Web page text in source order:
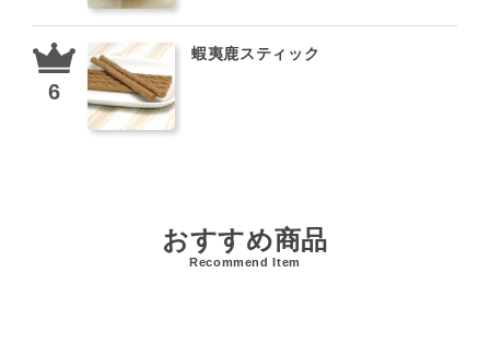
蝦夷鹿スティック
おすすめ商品
Recommend Item